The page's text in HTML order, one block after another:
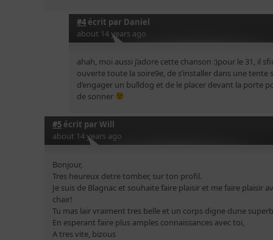
#4 écrit par Daniel
about 14 years ago
ahah, moi aussi j’adore cette chanson :)pour le 31, il
ouverte toute la soire9e, de s’installer dans une tente
d’engager un bulldog et de le placer devant la porte
de sonner
#5 écrit parWill
about 14 years ago
Bonjour,
Tres heureux detre tomber, sur ton profil.
Je suis de Blagnac et souhaite faire plaisir et me faire plaisir
chair!
Tu mas lair vraiment tres belle et un corps digne dune
En esperant faire plus amples connaissances avec toi,
A tres vite, bizous